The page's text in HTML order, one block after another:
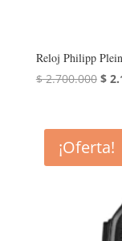
Reloj Philipp
$2.700.000 El
era:
$
$
¡Oferta!